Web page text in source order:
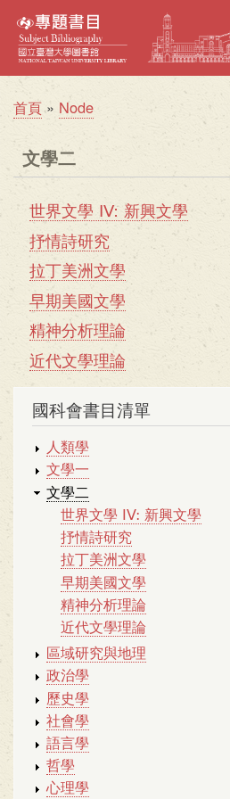
至
主
導
航
連
結
首頁 Node
文學二
文
學
二
世界文學 IV: 新興文學
抒情詩研究
拉丁美洲文學
早期美國文學
精神分析理論
近代文學理論
國科會書目清單
人類學
文學一
文學二
世界文學 IV: 新興文學
抒情詩研究
拉丁美洲文學
早期美國文學
精神分析理論
近代文學理論
區域研究與地理
政治學
歷史學
社會學
語言學
哲學
心理學